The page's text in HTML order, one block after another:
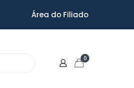
Área do Filiado
0